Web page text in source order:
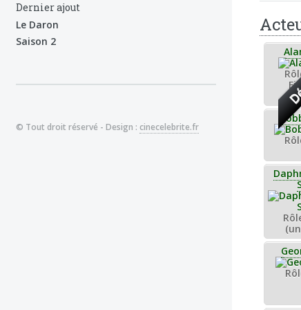
Dernier ajout
Le Daron
Saison 2
© Tout droit réservé - Design : cinecelebrite.fr